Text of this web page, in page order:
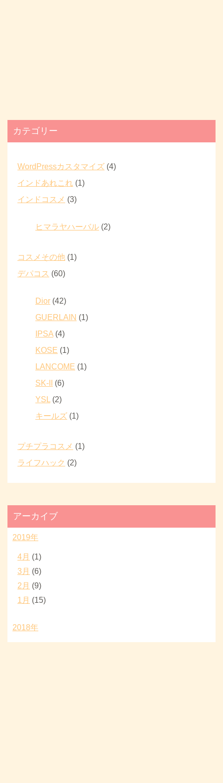
カテゴリー
WordPressカスタマイズ (4)
インドあれこれ (1)
インドコスメ (3)
ヒマラヤハーバル (2)
コスメその他 (1)
デパコス (60)
Dior (42)
GUERLAIN (1)
IPSA (4)
KOSE (1)
LANCOME (1)
SK-II
(6)
YSL (2)
キールズ (1)
プチプラコスメ (1)
ライフハック (2)
アーカイブ
2019年
4月 (1)
3月 (6)
2月 (9)
1月 (15)
2018年